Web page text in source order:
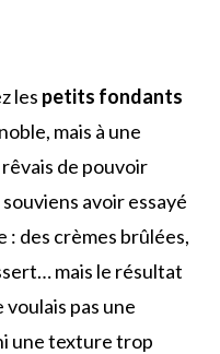
les petits fondants
mais à une
de pouvoir
souviens avoir essayé
: des crèmes brûlées,
mais le résultat
pas une
une texture trop